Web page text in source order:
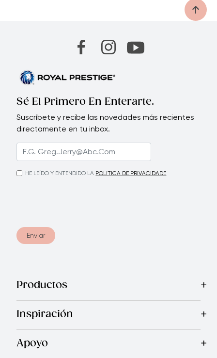
Sé El Primero En Enterarte.
Suscríbete y recibe las novedades más recientes
directamente en tu inbox.
HE LEÍDO Y ENTENDIDO LA POLITICA DE PRIVACIDADE
Enviar
Productos
Mas VendidosCocinaElectrodomésticosCubiertos
Inspiración
RecetasBlogRoyal TVRevista Royal PrestigePrograma
Apoyo